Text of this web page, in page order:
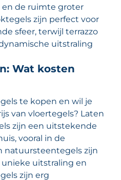
de ruimte groter
zijn perfect voor
sfeer, terwijl terrazzo
uitstraling
Wat kosten
te kopen en wil je
van vloertegels? Laten
zijn een uitstekende
vooral in de
natuursteentegels zijn
uitstraling en
zijn erg